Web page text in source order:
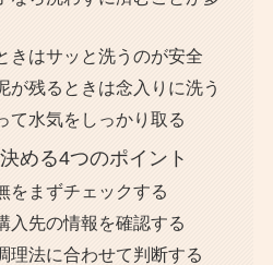
きはサッと洗うのが安全
が残るときは念入りに洗う
て水気をしっかり取る
める4つのポイント
をまずチェックする
入先の情報を確認する
理法に合わせて判断する